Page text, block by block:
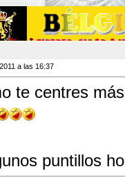
a las 16:37
te centres
puntillos